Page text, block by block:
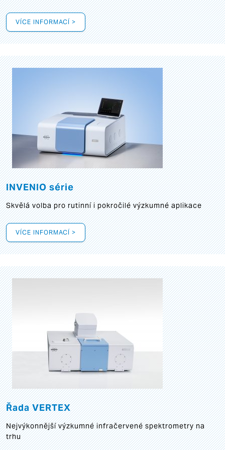
VÍCE INFORMACÍ >
INVENIO série
Skvělá volba pro rutinní i pokročilé výzkumné aplikace
VÍCE INFORMACÍ >
Řada VERTEX
Nejvýkonnější výzkumné infračervené spektrometry na
trhu